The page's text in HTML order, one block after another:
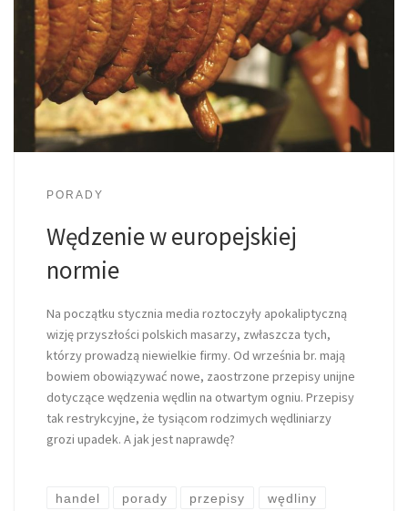
PORADY
Wędzenie w europejskiej
normie
Na początku stycznia media roztoczyły apokaliptyczną
wizję przyszłości polskich masarzy, zwłaszcza tych,
którzy prowadzą niewielkie firmy. Od września br. mają
bowiem obowiązywać nowe, zaostrzone przepisy unijne
dotyczące wędzenia wędlin na otwartym ogniu. Przepisy
tak restrykcyjne, że tysiącom rodzimych wędliniarzy
grozi upadek. A jak jest naprawdę?
handel porady przepisy wędliny